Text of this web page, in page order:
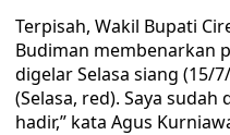
Terpisah, Wakil Bupati
Budiman membenarkan
digelar Selasa siang (15/
(Selasa, red). Saya
hadir,” kata Agus